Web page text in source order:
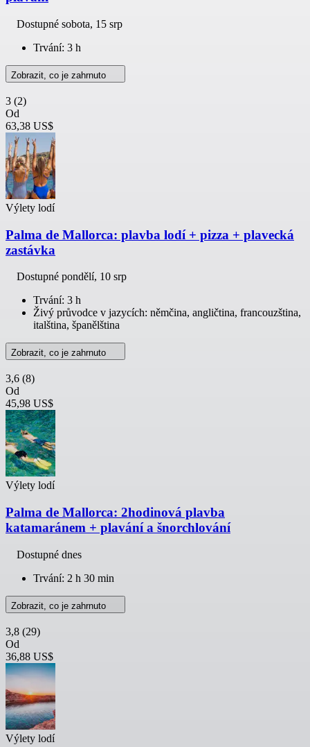
Dostupné sobota, 15 srp
Trvání: 3 h
Zobrazit, co je zahrnuto
3 (2)
Od
63,38 US$
Výlety lodí
Palma de Mallorca: plavba lodí + pizza + plavecká
zastávka
Dostupné pondělí, 10 srp
Trvání: 3 h
Živý průvodce v jazycích: němčina, angličtina, francouzština,
italština, španělština
Zobrazit, co je zahrnuto
3,6 (8)
Od
45,98 US$
Výlety lodí
Palma de Mallorca: 2hodinová plavba
katamaránem + plavání a šnorchlování
Dostupné dnes
Trvání: 2 h 30 min
Zobrazit, co je zahrnuto
3,8 (29)
Od
36,88 US$
Výlety lodí